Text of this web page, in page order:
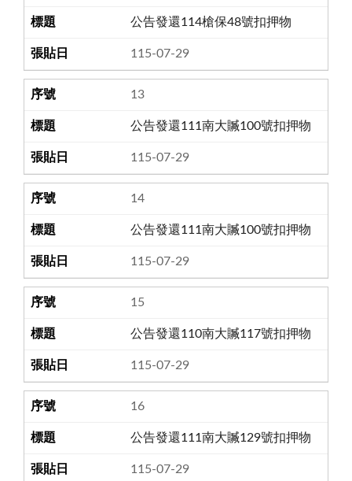
公告發還114槍保48號扣押物
115-07-29
13
公告發還111南大贓100號扣押物
115-07-29
14
公告發還111南大贓100號扣押物
115-07-29
15
公告發還110南大贓117號扣押物
115-07-29
16
公告發還111南大贓129號扣押物
115-07-29